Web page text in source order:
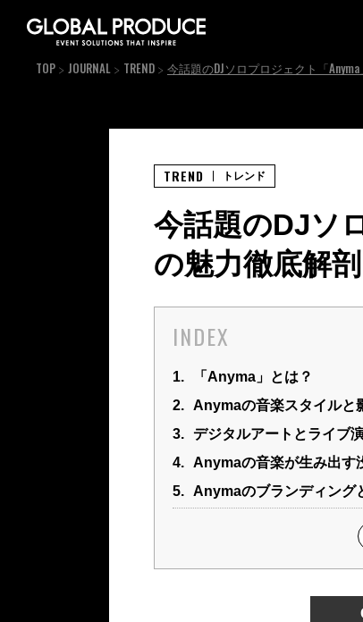
TOP JOURNAL TREND 今話題のDJソロプロジェクト「
今話題のDJソ
の魅力徹底解剖
INDEX
1.
「Anyma」とは？
2. Anymaの音楽スタイルと
3. デジタルアートとライブ
4. Anymaの音楽が生み出す
5. Anymaのブランディング
TREND トレンド